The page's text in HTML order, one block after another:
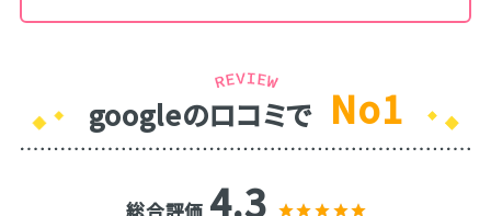
googleのロコミで No1
総合評価 4.3